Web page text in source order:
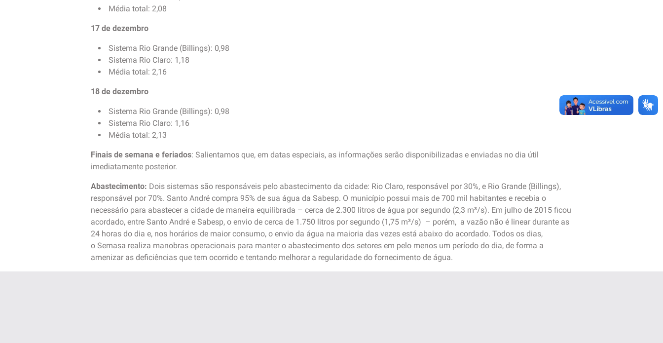
Média total: 2,08
17 de dezembro
Sistema Rio Grande (Billings): 0,98
Sistema Rio Claro: 1,18
Média total: 2,16
18 de dezembro
Sistema Rio Grande (Billings): 0,98
Sistema Rio Claro: 1,16
Média total: 2,13
Finais de semana e feriados: Salientamos que, em datas especiais, as informações serão disponibilizadas e enviadas no dia útil
imediatamente posterior.
Abastecimento: Dois sistemas são responsáveis pelo abastecimento da cidade: Rio Claro, responsável por 30%, e Rio Grande (Billings),
responsável por 70%. Santo André compra 95% de sua água da Sabesp. O município possui mais de 700 mil habitantes e recebia o
necessário para abastecer a cidade de maneira equilibrada – cerca de 2.300 litros de água por segundo (2,3 m³/s). Em julho de 2015 ficou
acordado, entre Santo André e Sabesp, o envio de cerca de 1.750 litros por segundo (1,75 m³/s) – porém, a vazão não é linear durante as
24 horas do dia e, nos horários de maior consumo, o envio da água na maioria das vezes está abaixo do acordado. Todos os dias,
o Semasa realiza manobras operacionais para manter o abastecimento dos setores em pelo menos um período do dia, de forma a
amenizar as deficiências que tem ocorrido e tentando melhorar a regularidade do fornecimento de água.